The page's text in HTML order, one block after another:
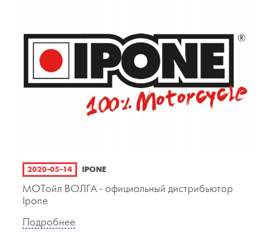
2020-05-14 IPONE
МОТойл ВОЛГА - официальный дистрибьютор
Ipone
Подробнее